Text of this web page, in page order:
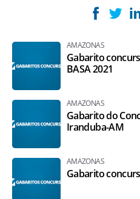
AMAZONAS
Gabarito
BASA 2021
AMAZONAS
Gabarito do
Iranduba-AM
AMAZONAS
Gabarito